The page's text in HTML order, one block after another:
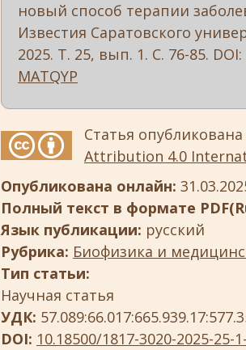
новый способ терапии
Известия Саратовского
2025. Т. 25, вып. 1. С. 76-85. DOI:
MATQYP
Статья
Attribution 4.0
Опубликована онлайн:
Полный текст в формате
Язык публикации: русский
Рубрика: Биофизика и
Тип статьи:
Научная статья
УДК:
DOI: 10.18500/1817-3020-2025-25-